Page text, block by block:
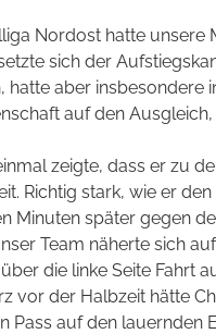
Nordost hatte unsere
sich der
hatte aber
auf den
zeigte, dass er zu
Richtig stark, wie er
Minuten später gegen
Team näherte sich
die linke Seite Fahrt
vor der Halbzeit hätte
Pass auf den